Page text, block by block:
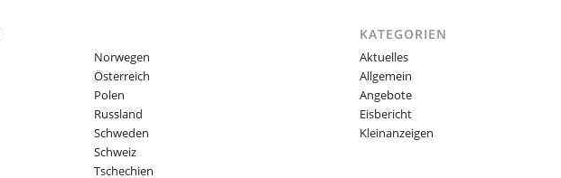
Norwegen
Österreich
Polen
Russland
Schweden
Schweiz
Tschechien
KATEGORIEN
Aktuelles
Allgemein
Angebote
Eisbericht
Kleinanzeigen